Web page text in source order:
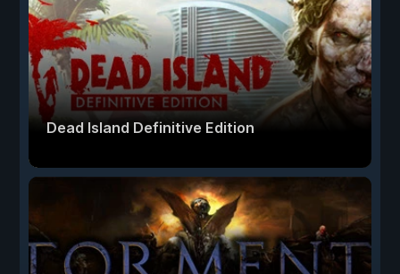
Dead Island Definitive Edition